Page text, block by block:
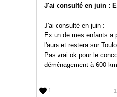
J'ai consulté en juin :
J'ai consulté en juin :
Ex un de mes enfants a
l'aura et restera sur
Pas vrai ok pour le
déménagement à 600
1